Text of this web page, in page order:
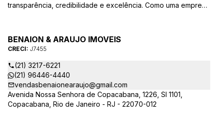
transparência, credibilidade e excelência. Como uma empresa
BENAION & ARAUJO IMOVEIS
CRECI: J7455
(21) 3217-6221
(21) 96446-4440
vendasbenaionearaujo@gmail.com
Avenida Nossa Senhora de Copacabana, 1226, Sl 1101,
Copacabana, Rio de Janeiro - RJ - 22070-012